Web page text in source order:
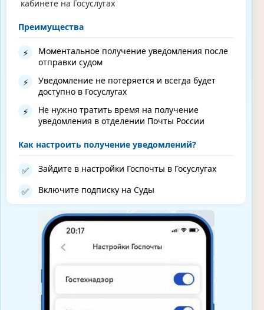
кабинете на Госуслугах
Преимущества
⚡
Моментальное получение уведомления после
отправки судом
⚡
Уведомление не потеряется и всегда будет
доступно в Госуслугах
⚡
Не нужно тратить время на получение
уведомления в отделении Почты России
Как настроить получение уведомлений?
✅ Зайдите в настройки Госпочты в Госуслугах
✅ Включите подписку на Суды